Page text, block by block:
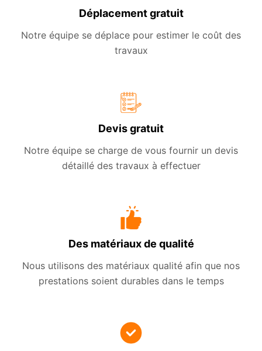
Déplacement gratuit
Notre équipe se déplace pour estimer le coût des
travaux
Devis gratuit
Notre équipe se charge de vous fournir un devis
détaillé des travaux à effectuer
Des matériaux de qualité
Nous utilisons des matériaux qualité afin que nos
prestations soient durables dans le temps